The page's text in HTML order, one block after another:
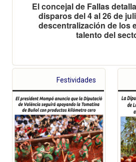
El concejal de Fallas
disparos del 4 al 26 de
descentralización de los
talento del
Festividades